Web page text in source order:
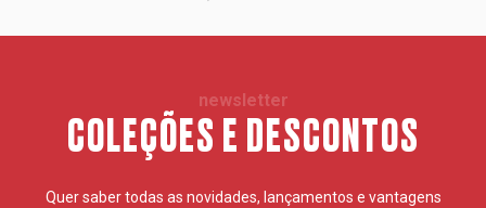
newsletter
COLEÇÕES E DESCONTOS
Quer saber todas as novidades, lançamentos e vantagens